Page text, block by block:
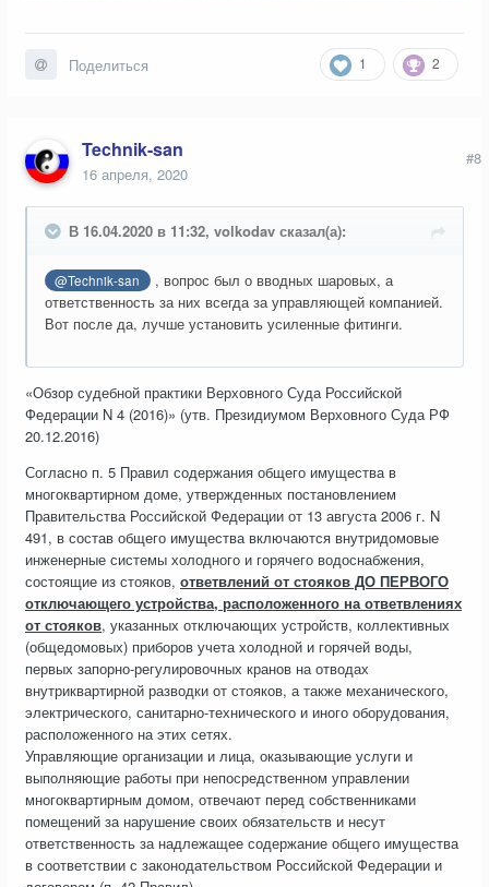
1 2
Поделиться
Technik-san
16 апреля, 2020
#8
В 16.04.2020 в 11:32, volkodav сказал(а):
@Technik-san
, вопрос был о вводных шаровых, а
ответственность за них всегда за управляющей компанией.
Вот после да, лучше установить усиленные фитинги.
«Обзор судебной практики Верховного Суда Российской
Федерации N 4 (2016)» (утв. Президиумом Верховного Суда РФ
20.12.2016)
Согласно п. 5 Правил содержания общего имущества в
многоквартирном доме, утвержденных постановлением
Правительства Российской Федерации от 13 августа 2006 г. N
491, в состав общего имущества включаются внутридомовые
инженерные системы холодного и горячего водоснабжения,
состоящие из стояков, ответвлений от стояков ДО ПЕРВОГО
отключающего устройства, расположенного на ответвлениях
от стояков, указанных отключающих устройств, коллективных
(общедомовых) приборов учета холодной и горячей воды,
первых запорно-регулировочных кранов на отводах
внутриквартирной разводки от стояков, а также механического,
электрического, санитарно-технического и иного оборудования,
расположенного на этих сетях.
Управляющие организации и лица, оказывающие услуги и
выполняющие работы при непосредственном управлении
многоквартирным домом, отвечают перед собственниками
помещений за нарушение своих обязательств и несут
ответственность за надлежащее содержание общего имущества
в соответствии с законодательством Российской Федерации и